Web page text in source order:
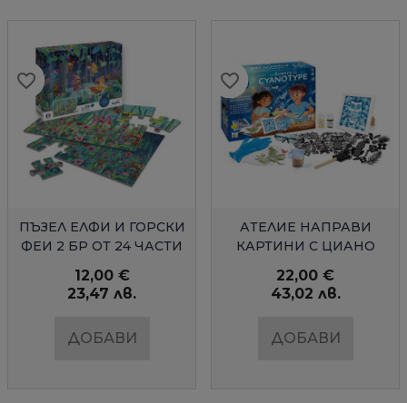
БЪРЗ ПРЕГЛЕД
ПЪЗЕЛ ЕЛФИ И ГОРСКИ
ФЕИ 2 БР ОТ 24 ЧАСТИ
12,00 €
23,47 лв.
ДОБАВИ
favorite_border
favorite_border
favorite_border
БЪРЗ ПРЕГЛЕД
АТЕЛИЕ НАПРАВИ
КАРТИНИ С ЦИАНО
22,00 €
43,02 лв.
ДОБАВИ
favorite_border
favorite_border
favorite_border